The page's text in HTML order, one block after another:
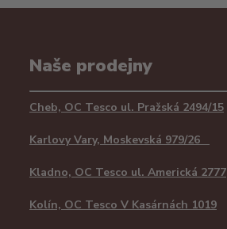
Naše prodejny
Cheb, OC Tesco ul. Pražská 2494/15
Karlovy Vary, Moskevská 979/26
Kladno, OC Tesco ul. Americká 2777
Kolín, OC Tesco V Kasárnách 1019